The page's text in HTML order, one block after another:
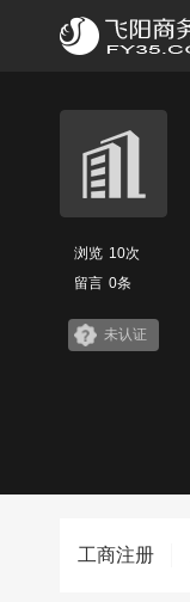
浏览 10次
留言 0条
未认证
工商注册